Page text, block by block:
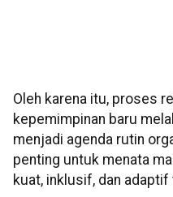
Oleh karena itu, proses
kepemimpinan baru
menjadi agenda rutin
penting untuk menata
kuat, inklusif, dan